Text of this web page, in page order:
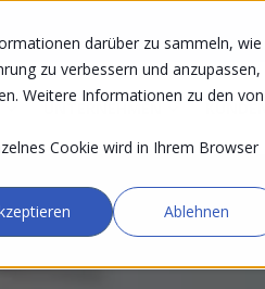
darüber zu sammeln, wie
zu verbessern und anzupassen,
Weitere Informationen zu den von
Cookie wird in Ihrem Browser
Ablehnen
UNTERNEHMEN